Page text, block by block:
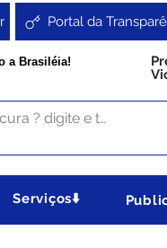
Portal da
a Brasiléia!
Serviços⬇️